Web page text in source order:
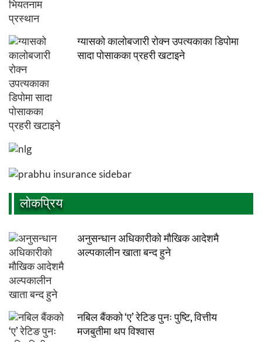
ग्यासको कालोबजारी रोक्न उपत्यकाका डिपोमा
सादा पोसाकका प्रहरी खटाइने
लाेकप्रिय
अनुसन्धान अधिकारीकाे माैखिक आदेशमै
अल्पकालीन खाता बन्द हुने
नबिल बैंकको ‘ए’ रेटिङ पुनः पुष्टि, वित्तीय
मजबुतीमा थप विश्वास